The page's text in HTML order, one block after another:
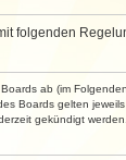
folgenden
ab (im
Boards gelten
gekündigt werden.